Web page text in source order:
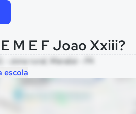
M E F Joao Xxiii?
- zona rural, Marabá - PA
escola